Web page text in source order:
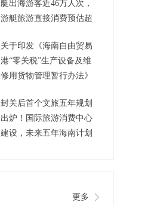
艇出海游客近46万人次，
游艇旅游直接消费预估超
关于印发《海南自由贸易
港“零关税”生产设备及维
修用货物管理暂行办法》
封关后首个文旅五年规划
出炉！国际旅游消费中心
建设，未来五年海南计划
更多